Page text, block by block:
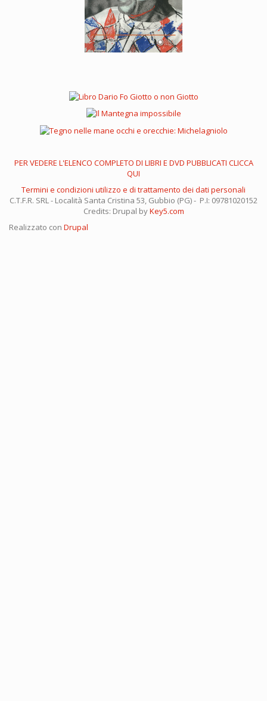
PER VEDERE L'ELENCO COMPLETO DI LIBRI E DVD PUBBLICATI CLICCA
QUI
Termini e condizioni utilizzo e di trattamento dei dati personali
C.T.F.R. SRL - Località Santa Cristina 53, Gubbio (PG) - P.I: 09781020152
Credits: Drupal byKey5.com
Realizzato con Drupal